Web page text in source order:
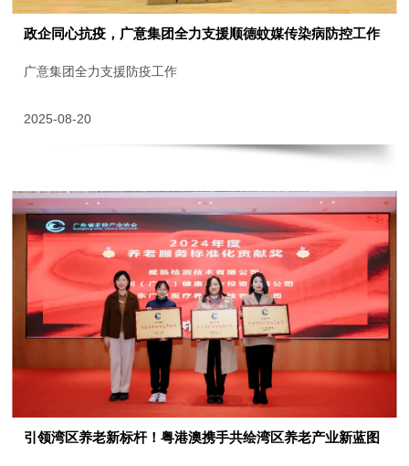
政企同心抗疫，广意集团全力支援顺德蚊媒传染病防控工作
广意集团全力支援防疫工作
2025-08-20
引领湾区养老新标杆！粤港澳携手共绘湾区养老产业新蓝图